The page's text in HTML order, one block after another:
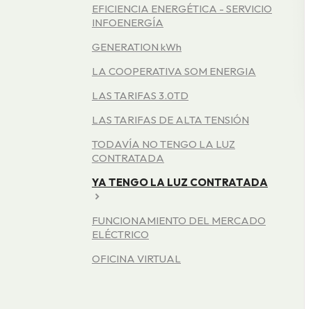
EFICIENCIA ENERGÉTICA - SERVICIO
INFOENERGÍA
GENERATION kWh
LA COOPERATIVA SOM ENERGIA
LAS TARIFAS 3.0TD
LAS TARIFAS DE ALTA TENSIÓN
TODAVÍA NO TENGO LA LUZ
CONTRATADA
YA TENGO LA LUZ CONTRATADA
FUNCIONAMIENTO DEL MERCADO
ELÉCTRICO
OFICINA VIRTUAL